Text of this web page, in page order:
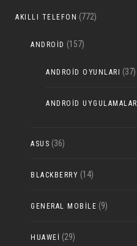
AKILLI TELEFON (772)
ANDROID (157)
ANDROID OYUNLARI (37)
ANDROID UYGULAMALARI
ASUS (36)
BLACKBERRY (14)
GENERAL MOBILE (9)
HUAWEI (29)